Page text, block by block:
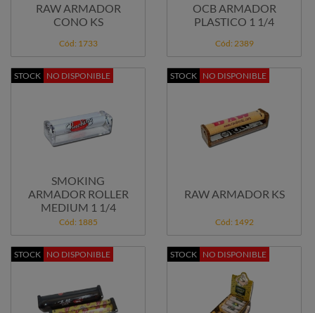
RAW ARMADOR
CONO KS
Cód: 1733
OCB ARMADOR
PLASTICO 1 1/4
Cód: 2389
STOCK NO DISPONIBLE
SMOKING
ARMADOR ROLLER
MEDIUM 1 1/4
Cód: 1885
STOCK NO DISPONIBLE
RAW ARMADOR KS
Cód: 1492
STOCK NO DISPONIBLE STOCK NO DISPONIBLE